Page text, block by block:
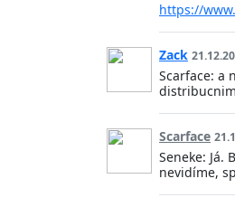
https://
Zack
Scarface: a
Scarface
Seneke: Já.
nevidíme,